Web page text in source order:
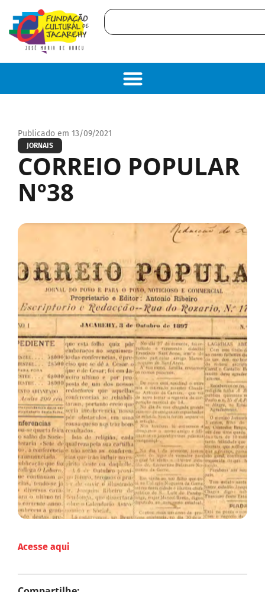
Publicado em 13/09/2021
JORNAIS
CORREIO POPULAR
Nº38
Acesse aqui